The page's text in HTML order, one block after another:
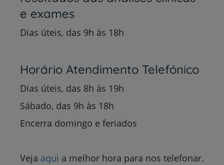
e exames
Dias úteis, das 9h às 18h
Horário Atendimento Telefónico
Dias úteis, das 8h às 19h
Sábado, das 9h às 18h
Encerra domingo e feriados
Veja aqui a melhor hora para nos telefonar.